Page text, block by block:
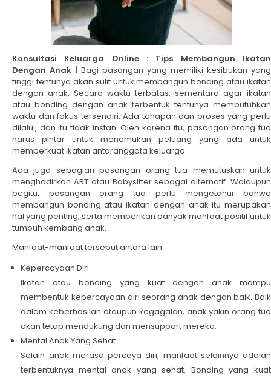
Konsultasi Keluarga Online : Tips Membangun Ikatan
Dengan Anak | Bagi pasangan yang memiliki kesibukan yang
tinggi tentunya akan sulit untuk membangun bonding atau ikatan
dengan anak. Secara waktu terbatas, sementara agar ikatan
atau bonding dengan anak terbentuk tentunya membutuhkan
waktu dan fokus tersendiri. Ada tahapan dan proses yang perlu
dilalui, dan itu tidak instan. Oleh karena itu, pasangan orang tua
harus pintar untuk menemukan peluang yang ada untuk
memperkuat ikatan antaranggota keluarga.
Ada juga sebagian pasangan orang tua memutuskan untuk
menghadirkan ART atau Babysitter sebagai alternatif. Walaupun
begitu, pasangan orang tua perlu mengetahui bahwa
membangun bonding atau ikatan dengan anak itu merupakan
hal yang penting, serta memberikan banyak manfaat positif untuk
tumbuh kembang anak.
Manfaat-manfaat tersebut antara lain :
Kepercayaan Diri
Ikatan atau bonding yang kuat dengan anak mampu
membentuk kepercayaan diri seorang anak dengan baik. Baik
dalam keberhasilan ataupun kegagalan, anak yakin orang tua
akan tetap mendukung dan mensupport mereka.
Mental Anak Yang Sehat
Selain anak merasa percaya diri, manfaat selainnya adalah
terbentuknya mental anak yang sehat. Bonding yang kuat